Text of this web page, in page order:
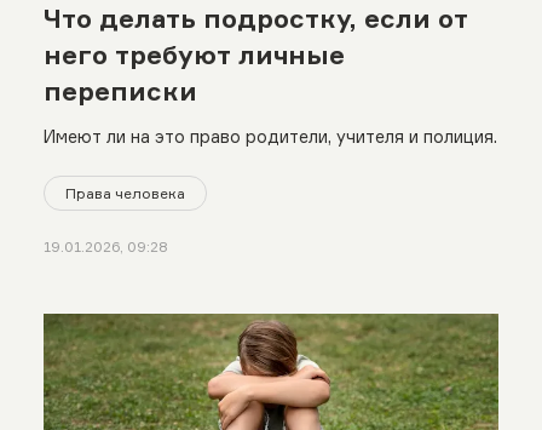
Что делать подростку, если от
него требуют личные
переписки
Имеют ли на это право родители, учителя и полиция.
Права человека
19.01.2026, 09:28